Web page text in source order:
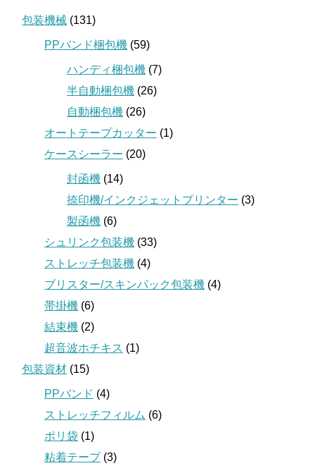
包装機械 (131)
PPバンド梱包機 (59)
ハンディ梱包機 (7)
半自動梱包機 (26)
自動梱包機 (26)
オートテープカッター (1)
ケースシーラー (20)
封函機 (14)
捺印機/インクジェットプリンター (3)
製函機 (6)
シュリンク包装機 (33)
ストレッチ包装機 (4)
ブリスター/スキンパック包装機 (4)
帯掛機 (6)
結束機 (2)
超音波ホチキス (1)
包装資材 (15)
PPバンド (4)
ストレッチフィルム (6)
ポリ袋 (1)
粘着テープ(3)